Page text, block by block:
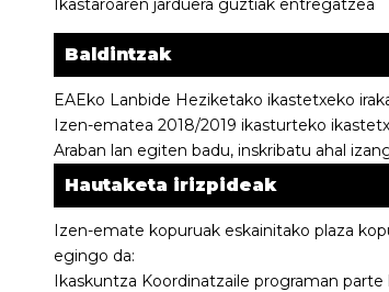
Ikastaroaren jarduera guztiak entregatzea
Baldintzak
EAEko Lanbide Heziketako ikastetxeko
Izen-ematea 2018/2019 ikasturteko
Araban lan egiten badu, inskribatu ahal
Hautaketa irizpideak
Izen-emate kopuruak eskainitako plaza
egingo da:
Ikaskuntza Koordinatzaile programan